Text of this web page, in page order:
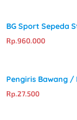
Rp.960.000
Rp.27.500